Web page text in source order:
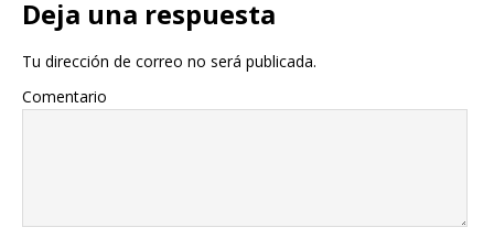
Deja una respuesta
Tu dirección de correo no será publicada.
Comentario